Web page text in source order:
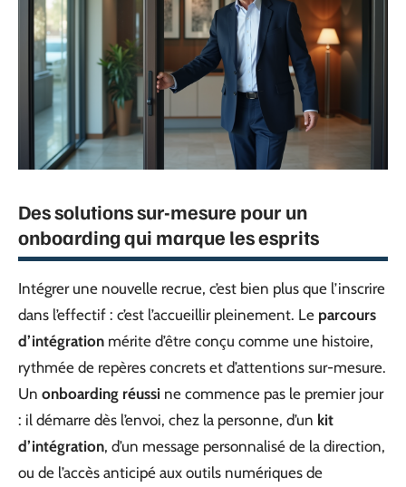
Des solutions sur-mesure pour un
onboarding qui marque les esprits
Intégrer une nouvelle recrue, c’est bien plus que l’inscrire
dans l’effectif : c’est l’accueillir pleinement. Le parcours
d’intégration mérite d’être conçu comme une histoire,
rythmée de repères concrets et d’attentions sur-mesure.
Un onboarding réussi ne commence pas le premier jour
: il démarre dès l’envoi, chez la personne, d’un kit
d’intégration, d’un message personnalisé de la direction,
ou de l’accès anticipé aux outils numériques de